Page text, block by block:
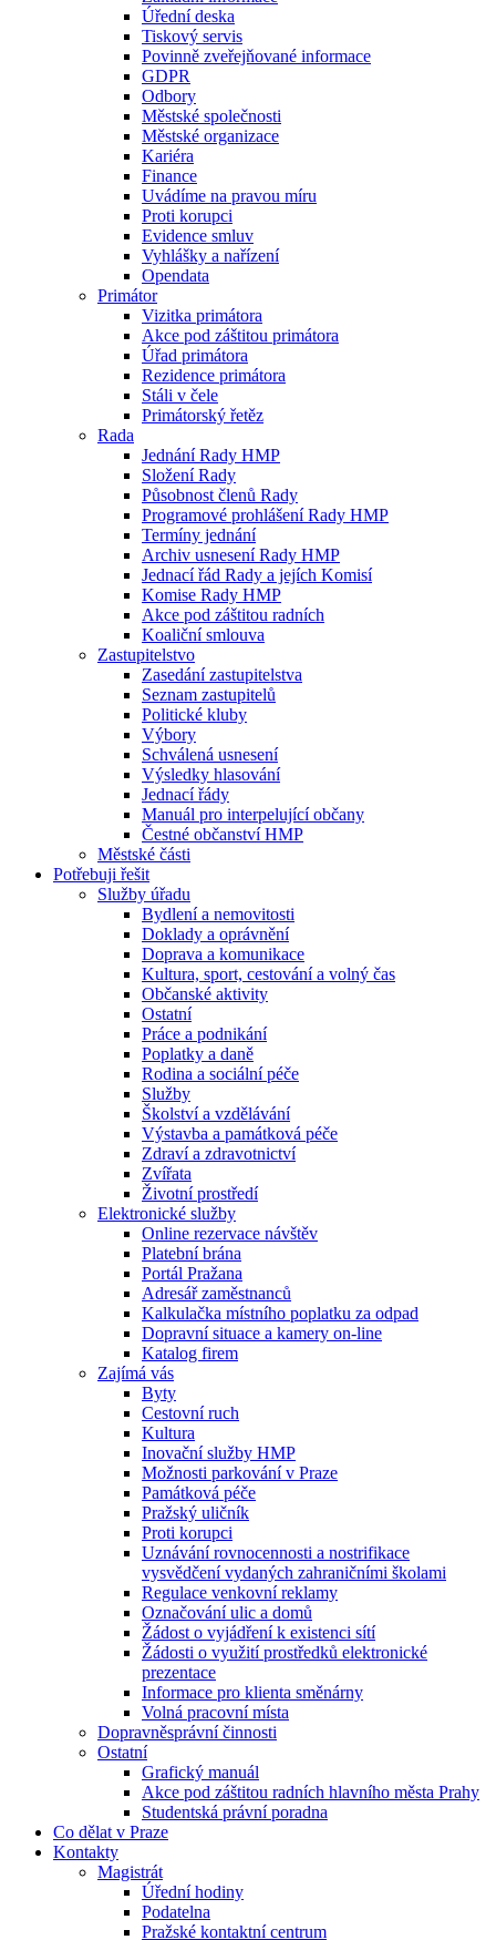
Úřední deska
Tiskový servis
Povinně zveřejňované informace
GDPR
Odbory
Městské společnosti
Městské organizace
Kariéra
Finance
Uvádíme na pravou míru
Proti korupci
Evidence smluv
Vyhlášky a nařízení
Opendata
Primátor
Vizitka primátora
Akce pod záštitou primátora
Úřad primátora
Rezidence primátora
Stáli v čele
Primátorský řetěz
Rada
Jednání Rady HMP
Složení Rady
Působnost členů Rady
Programové prohlášení Rady HMP
Termíny jednání
Archiv usnesení Rady HMP
Jednací řád Rady a jejích Komisí
Komise Rady HMP
Akce pod záštitou radních
Koaliční smlouva
Zastupitelstvo
Zasedání zastupitelstva
Seznam zastupitelů
Politické kluby
Výbory
Schválená usnesení
Výsledky hlasování
Jednací řády
Manuál pro interpelující občany
Čestné občanství HMP
Městské části
Potřebuji řešit
Služby úřadu
Bydlení a nemovitosti
Doklady a oprávnění
Doprava a komunikace
Kultura, sport, cestování a volný čas
Občanské aktivity
Ostatní
Práce a podnikání
Poplatky a daně
Rodina a sociální péče
Služby
Školství a vzdělávání
Výstavba a památková péče
Zdraví a zdravotnictví
Zvířata
Životní prostředí
Elektronické služby
Online rezervace návštěv
Platební brána
Portál Pražana
Adresář zaměstnanců
Kalkulačka místního poplatku za odpad
Dopravní situace a kamery on-line
Katalog firem
Zajímá vás
Byty
Cestovní ruch
Kultura
Inovační služby HMP
Možnosti parkování v Praze
Památková péče
Pražský uličník
Proti korupci
Uznávání rovnocennosti a nostrifikace
vysvědčení vydaných zahraničními školami
Regulace venkovní reklamy
Označování ulic a domů
Žádost o vyjádření k existenci sítí
Žádosti o využití prostředků elektronické
prezentace
Informace pro klienta směnárny
Volná pracovní místa
Dopravněsprávní činnosti
Ostatní
Grafický manuál
Akce pod záštitou radních hlavního města Prahy
Studentská právní poradna
Co dělat v Praze
Kontakty
Magistrát
Úřední hodiny
Podatelna
Pražské kontaktní centrum